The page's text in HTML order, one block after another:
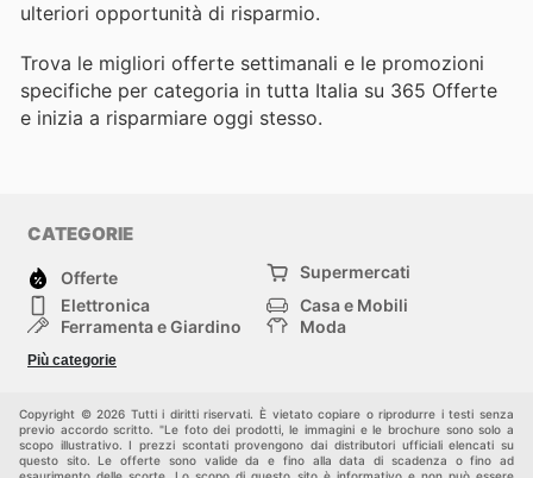
ulteriori opportunità di risparmio.
Trova le migliori offerte settimanali e le promozioni
specifiche per categoria in tutta Italia su 365 Offerte
e inizia a risparmiare oggi stesso.
CATEGORIE
Offerte
Supermercati
Elettronica
Casa e Mobili
Ferramenta e Giardino
Moda
Bambini e Neonati
Più categorie
Copyright © 2026 Tutti i diritti riservati. È vietato copiare o riprodurre i testi senza
previo accordo scritto. "Le foto dei prodotti, le immagini e le brochure sono solo a
scopo illustrativo. I prezzi scontati provengono dai distributori ufficiali elencati su
questo sito. Le offerte sono valide da e fino alla data di scadenza o fino ad
esaurimento delle scorte. Lo scopo di questo sito è informativo e non può essere